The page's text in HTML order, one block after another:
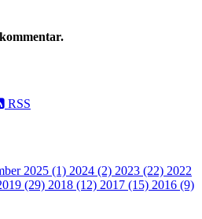
RSS
2025 (1) 2024 (2) 2023 (22) 2022
(29) 2018 (12) 2017 (15) 2016 (9)